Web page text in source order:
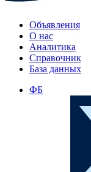
Объявления
О нас
Аналитика
Справочник
База данных
ФБ